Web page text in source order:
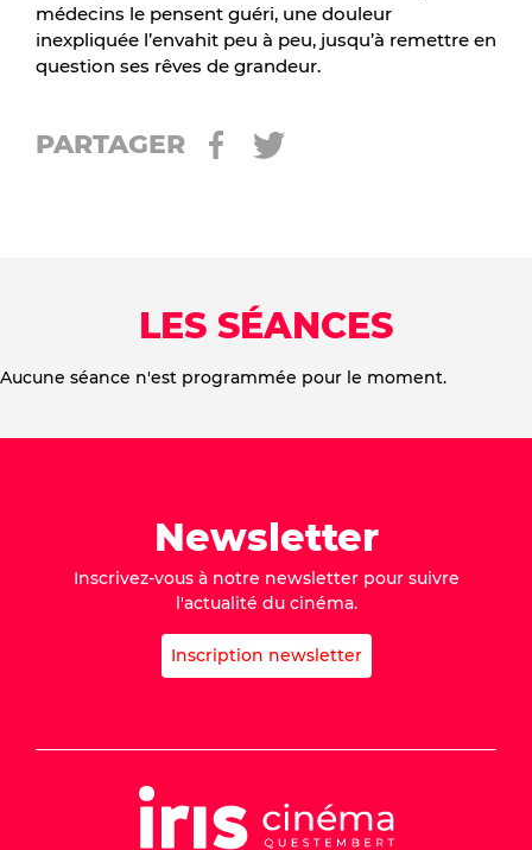
médecins le pensent guéri, une douleur
inexpliquée l’envahit peu à peu, jusqu’à remettre en
question ses rêves de grandeur.
PARTAGER
LES SÉANCES
Aucune séance n'est programmée pour le moment.
Newsletter
Inscrivez-vous à notre newsletter pour suivre
l'actualité du cinéma.
Inscription newsletter